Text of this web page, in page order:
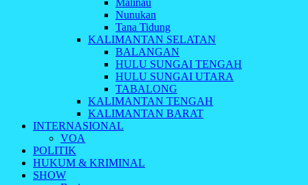
Malinau
Nunukan
Tana Tidung
KALIMANTAN SELATAN
BALANGAN
HULU SUNGAI TENGAH
HULU SUNGAI UTARA
TABALONG
KALIMANTAN TENGAH
KALIMANTAN BARAT
INTERNASIONAL
VOA
POLITIK
HUKUM & KRIMINAL
SHOW